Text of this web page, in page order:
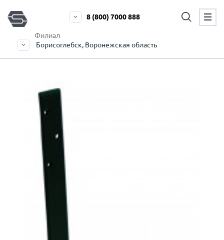
Филиал
Борисоглебск, Воронежская область
8 (800) 7000 888